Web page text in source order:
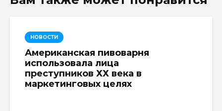
НОВОСТИ
Американская пивоварня
использовала лица
преступников ХХ века в
маркетинговых целях